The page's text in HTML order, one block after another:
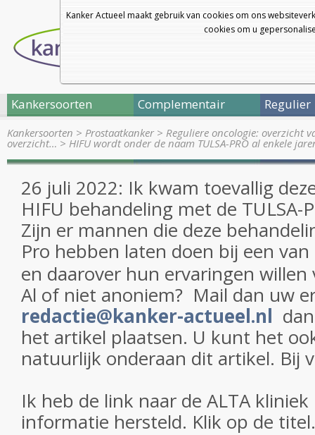
Kanker Actueel maakt gebruik van cookies om ons
cookies om u
Kankersoorten Complementair Regulier
Kankersoorten > Prostaatkanker> Reguliere oncologie: overzicht
overzicht… > HIFU wordt onder de naam TULSA-PRO al enkele
26 juli 2022: Ik kwam toevallig
HIFU behandeling met de TULSA-
Zijn er mannen die deze
Pro hebben laten doen bij een
en daarover hun ervaringen willen
Al of niet anoniem? Mail dan uw
redactie@kanker-actueel.nl
het artikel plaatsen. U kunt het
natuurlijk onderaan dit artikel. Bij
Ik heb de link naar de ALTA
informatie hersteld. Klik op de titel.